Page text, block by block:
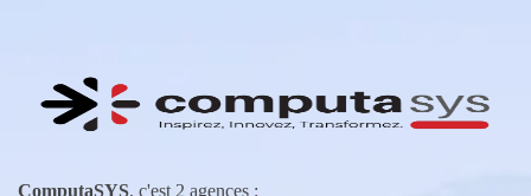
ComputaSYS, c'est 2 agences :